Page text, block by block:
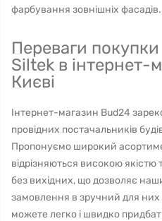
фарбування зовнішніх фасадів.
Переваги
Siltek в інтернет-
Києві
Інтернет-магазин Bud24
провідних постачальників
Пропонуємо широкий
відрізняються високою
без вихідних, що дозволяє
замовлення в зручний для
можете легко і швидко